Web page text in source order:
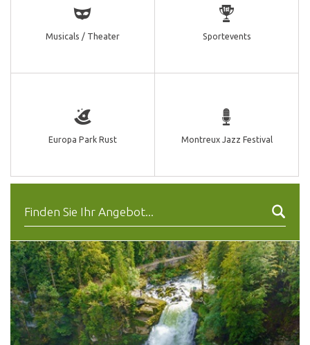
Musicals / Theater Sportevents
Europa Park Rust Montreux Jazz Festival